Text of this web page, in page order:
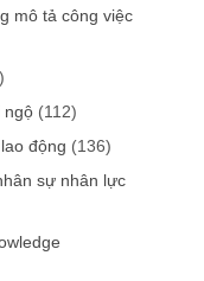
mô tả công việc
ngộ (112)
động (136)
sự nhân lực